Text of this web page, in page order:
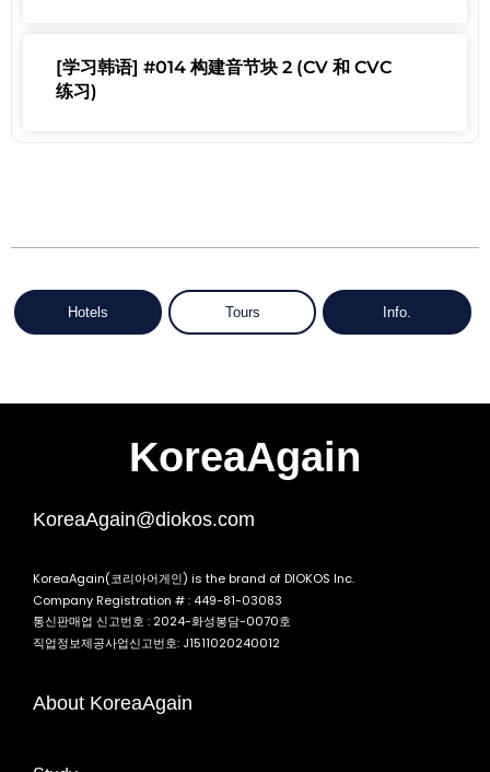
[学习韩语] #014 构建音节块 2 (CV 和 CVC
练习)
Hotels Tours Info.
KoreaAgain
KoreaAgain@diokos.com
KoreaAgain(코리아어게인) is the brand of DIOKOS Inc.
Company Registration # : 449-81-03083
통신판매업 신고번호 : 2024-화성봉담-0070호
직업정보제공사업신고번호: J1511020240012
About KoreaAgain